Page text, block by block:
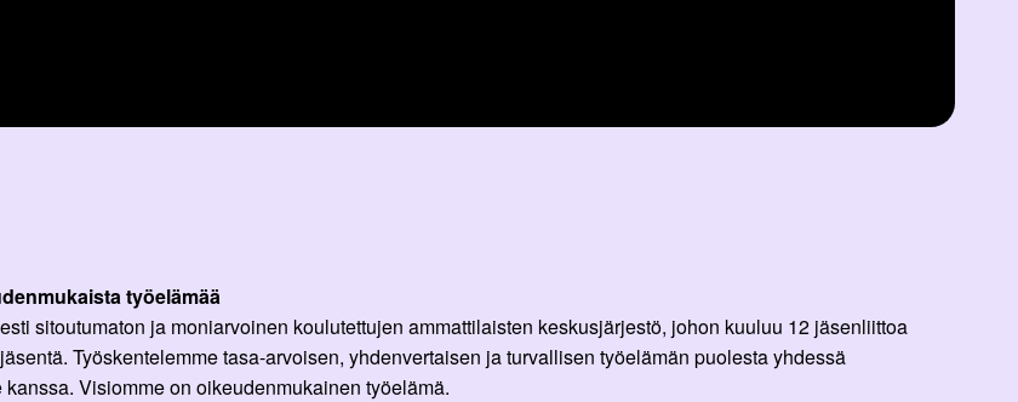
työelämää
sitoutumaton ja moniarvoinen koulutettujen ammattilaisten keskusjärjestö, johon kuuluu 12 jäsenliittoa
Työskentelemme tasa-arvoisen, yhdenvertaisen ja turvallisen työelämän puolesta yhdessä
Visiomme on oikeudenmukainen työelämä.